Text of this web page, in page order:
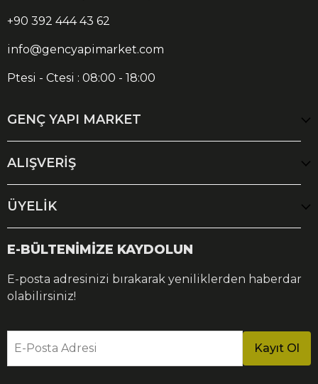
+90 392 444 43 62
info@gencyapimarket.com
Ptesi - Ctesi : 08:00 - 18:00
GENÇ YAPI MARKET
ALIŞVERİŞ
ÜYELİK
E-BÜLTENİMİZE KAYDOLUN
E-posta adresinizi bırakarak yeniliklerden haberdar
olabilirsiniz!
E-Posta Adresi Kayıt Ol